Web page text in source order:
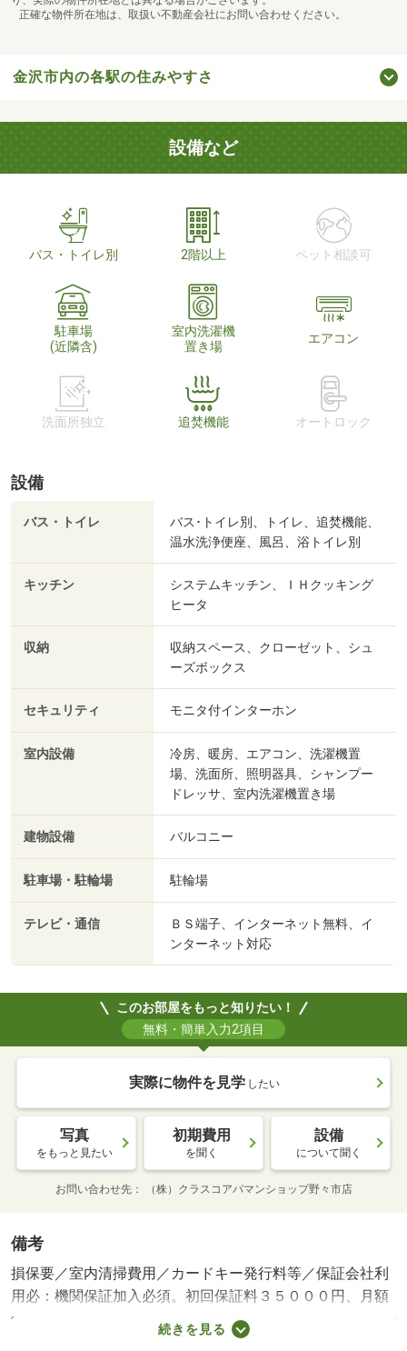
正確な物件所在地は、取扱い不動産会社にお問い合わせください。
金沢市内の各駅の住みやすさ
設備など
バス・トイレ別 2階以上 ペット相談可
駐車場
(近隣含)
室内洗濯機
置き場
エアコン
洗面所独立 追焚機能 オートロック
設備
バス・トイレ
バス･トイレ別、トイレ、追焚機能、
温水洗浄便座、風呂、浴トイレ別
キッチン
システムキッチン、ＩＨクッキング
ヒータ
収納
収納スペース、クローゼット、シュ
ーズボックス
セキュリティ モニタ付インターホン
室内設備
冷房、暖房、エアコン、洗濯機置
場、洗面所、照明器具、シャンプー
ドレッサ、室内洗濯機置き場
建物設備 バルコニー
駐車場・駐輪場 駐輪場
テレビ・通信
ＢＳ端子、インターネット無料、イ
ンターネット対応
このお部屋をもっと知りたい！
無料・簡単入力2項目
実際に物件を見学 したい
写真
をもっと見たい
初期費用
を聞く
設備
について聞く
お問い合わせ先 （株）クラスコアパマンショップ野々市店
備考
損保要／室内清掃費用／カードキー発行料等／保証会社利
用必：機関保証加入必須。初回保証料３５０００円、月額
保証料賃料等総額の１％＋８００円／月（その他商品あ
り）／［退去時費用 退去費用実費精算※故意・過失等別
続きを見る